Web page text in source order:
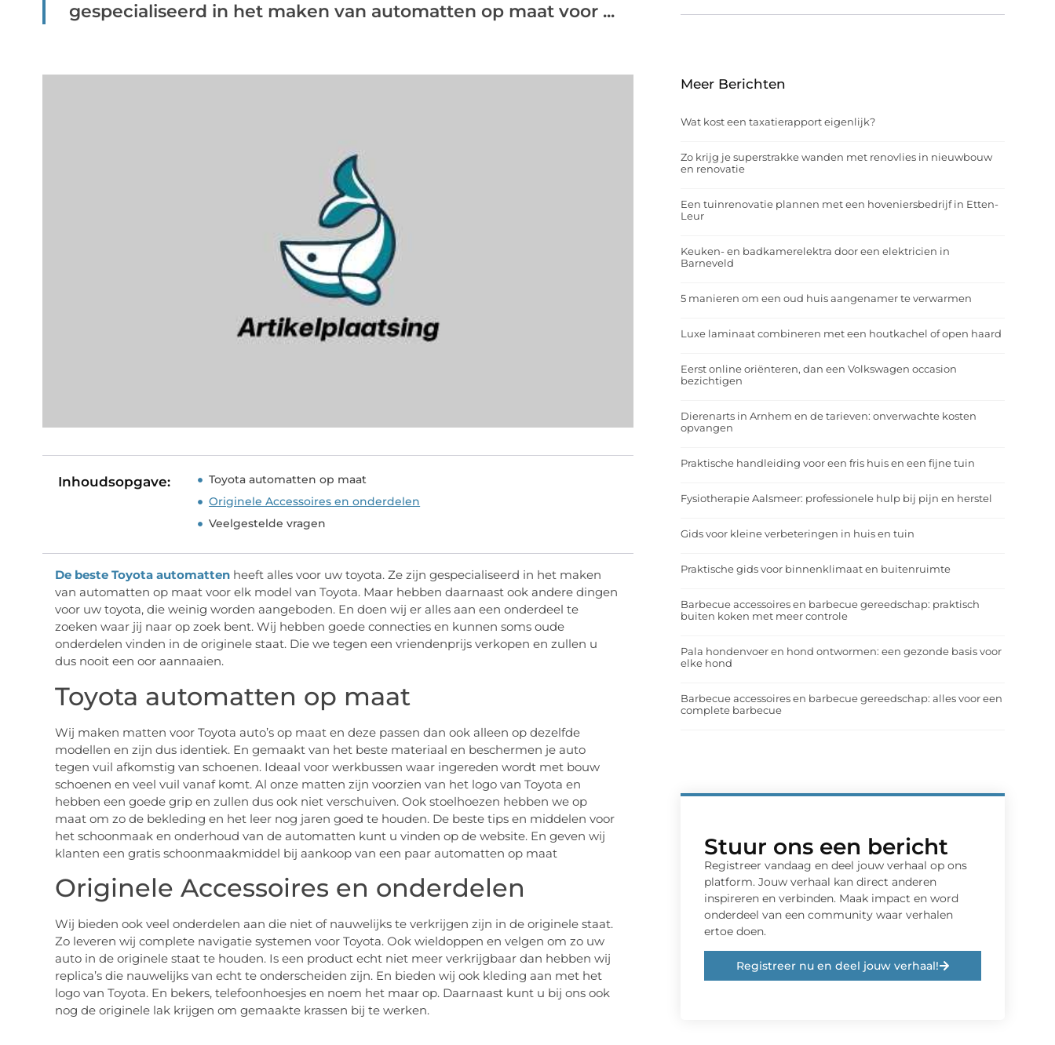
gespecialiseerd in het maken van automatten op maat voor ...
Inhoudsopgave:
Toyota automatten op maat
Originele Accessoires en onderdelen
Veelgestelde vragen
De beste Toyota automatten heeft alles voor uw toyota. Ze zijn gespecialiseerd in het maken
van automatten op maat voor elk model van Toyota. Maar hebben daarnaast ook andere dingen
voor uw toyota, die weinig worden aangeboden. En doen wij er alles aan een onderdeel te
zoeken waar jij naar op zoek bent. Wij hebben goede connecties en kunnen soms oude
onderdelen vinden in de originele staat. Die we tegen een vriendenprijs verkopen en zullen u
dus nooit een oor aannaaien.
Toyota automatten op maat
Wij maken matten voor Toyota auto’s op maat en deze passen dan ook alleen op dezelfde
modellen en zijn dus identiek. En gemaakt van het beste materiaal en beschermen je auto
tegen vuil afkomstig van schoenen. Ideaal voor werkbussen waar ingereden wordt met bouw
schoenen en veel vuil vanaf komt. Al onze matten zijn voorzien van het logo van Toyota en
hebben een goede grip en zullen dus ook niet verschuiven. Ook stoelhoezen hebben we op
maat om zo de bekleding en het leer nog jaren goed te houden. De beste tips en middelen voor
het schoonmaak en onderhoud van de automatten kunt u vinden op de website. En geven wij
klanten een gratis schoonmaakmiddel bij aankoop van een paar automatten op maat
Originele Accessoires en onderdelen
Wij bieden ook veel onderdelen aan die niet of nauwelijks te verkrijgen zijn in de originele staat.
Zo leveren wij complete navigatie systemen voor Toyota. Ook wieldoppen en velgen om zo uw
auto in de originele staat te houden. Is een product echt niet meer verkrijgbaar dan hebben wij
replica’s die nauwelijks van echt te onderscheiden zijn. En bieden wij ook kleding aan met het
logo van Toyota. En bekers, telefoonhoesjes en noem het maar op. Daarnaast kunt u bij ons ook
nog de originele lak krijgen om gemaakte krassen bij te werken.
Meer Berichten
Wat kost een taxatierapport eigenlijk?
Zo krijg je superstrakke wanden met renovlies in nieuwbouw
en renovatie
Een tuinrenovatie plannen met een hoveniersbedrijf in Etten-
Leur
Keuken- en badkamerelektra door een elektricien in
Barneveld
5 manieren om een oud huis aangenamer te verwarmen
Luxe laminaat combineren met een houtkachel of open haard
Eerst online oriënteren, dan een Volkswagen occasion
bezichtigen
Dierenarts in Arnhem en de tarieven: onverwachte kosten
opvangen
Praktische handleiding voor een fris huis en een fijne tuin
Fysiotherapie Aalsmeer: professionele hulp bij pijn en herstel
Gids voor kleine verbeteringen in huis en tuin
Praktische gids voor binnenklimaat en buitenruimte
Barbecue accessoires en barbecue gereedschap: praktisch
buiten koken met meer controle
Pala hondenvoer en hond ontwormen: een gezonde basis voor
elke hond
Barbecue accessoires en barbecue gereedschap: alles voor een
complete barbecue
Stuur ons een bericht
Registreer vandaag en deel jouw verhaal op ons
platform. Jouw verhaal kan direct anderen
inspireren en verbinden. Maak impact en word
onderdeel van een community waar verhalen
ertoe doen.
Registreer nu en deel jouw verhaal!